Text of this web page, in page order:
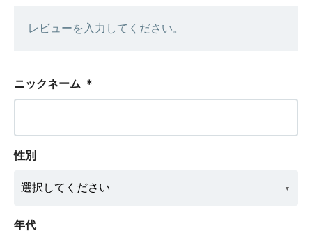
レビューを入力してください。
ニックネーム ＊
性別
年代